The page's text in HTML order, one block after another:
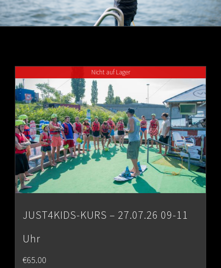
Nicht auf Lager
JUST4KIDS-KURS – 27.07.26 09-11
Uhr
€65.00